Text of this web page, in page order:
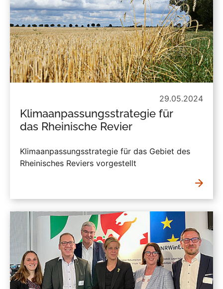
29.05.2024
Klimaanpassungsstrategie für
das Rheinische Revier
Klimaanpassungsstrategie für das Gebiet des
Rheinisches Reviers vorgestellt